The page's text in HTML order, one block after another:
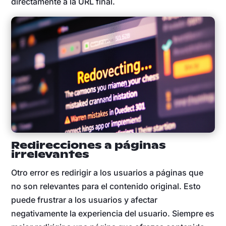
Redirecciones a páginas
irrelevantes
Otro error es redirigir a los usuarios a páginas que
no son relevantes para el contenido original. Esto
puede frustrar a los usuarios y afectar
negativamente la experiencia del usuario. Siempre es